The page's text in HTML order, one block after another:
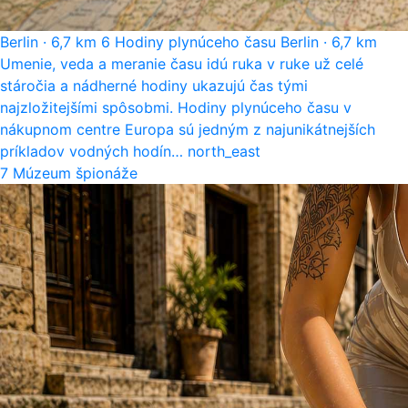
Berlin · 6,7 km 6 Hodiny plynúceho času Berlin · 6,7 km
Umenie, veda a meranie času idú ruka v ruke už celé
stáročia a nádherné hodiny ukazujú čas tými
najzložitejšími spôsobmi. Hodiny plynúceho času v
nákupnom centre Europa sú jedným z najunikátnejších
príkladov vodných hodín… north_east
7 Múzeum špionáže